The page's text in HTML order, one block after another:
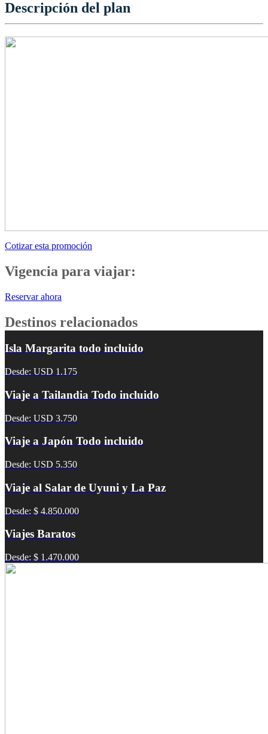
Descripción del plan
Cotizar esta promoción
Vigencia para viajar:
Reservar ahora
Destinos relacionados
Isla Margarita todo incluido
Desde: USD 1.175
Viaje a Tailandia Todo incluido
Desde: USD 3.750
Viaje a Japón Todo incluido
Desde: USD 5.350
Viaje al Salar de Uyuni y La Paz
Desde: $ 4.850.000
Viajes Baratos
Desde: $ 1.470.000